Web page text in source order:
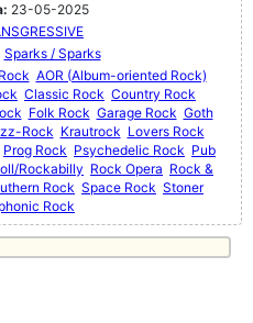
23-05-2025
Sparks / Sparks
AOR (Album-oriented Rock)
Classic Rock Country Rock
Folk Rock Garage Rock Goth
Rock Krautrock Lovers Rock
Prog Rock Psychedelic Rock Pub
Rockabilly Rock Opera Rock &
Rock Space Rock Stoner
Rock